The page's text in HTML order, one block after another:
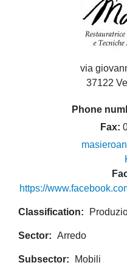
via
37122
Phone
Fax
https://
Classification
Sector Arredo
Subsector Mobili